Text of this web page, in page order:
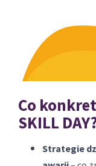
Co
SKILL
Strategie